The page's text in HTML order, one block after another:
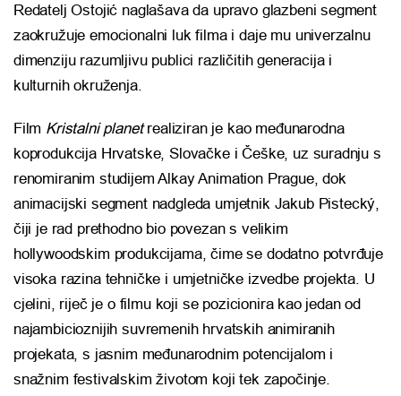
Redatelj Ostojić naglašava da upravo glazbeni segment
zaokružuje emocionalni luk filma i daje mu univerzalnu
dimenziju razumljivu publici različitih generacija i
kulturnih okruženja.
Film Kristalni planetrealiziran je kao međunarodna
koprodukcija Hrvatske, Slovačke i Češke, uz suradnju s
renomiranim studijemAlkay Animation Prague, dok
animacijski segment nadgleda umjetnik Jakub Pistecký
čiji je rad prethodno bio povezan s velikim
hollywoodskim produkcijama, čime se dodatno potvrđuje
visoka razina tehničke i umjetničke izvedbe projekta. U
cjelini, riječ je o filmu koji se pozicionira kao jedan od
najambicioznijih suvremenih hrvatskih animiranih
projekata, s jasnim međunarodnim potencijalom i
snažnim festivalskim životom koji tek započinje.